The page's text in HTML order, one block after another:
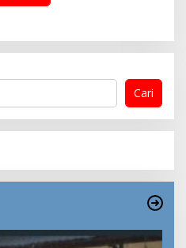
Cari